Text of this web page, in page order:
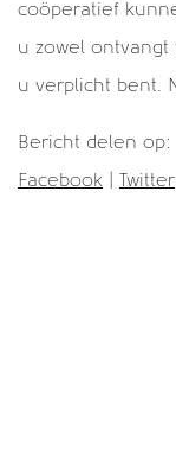
coöperatief
u zowel ontvangt
u verplicht bent.
Bericht delen op:
Facebook
Twitter